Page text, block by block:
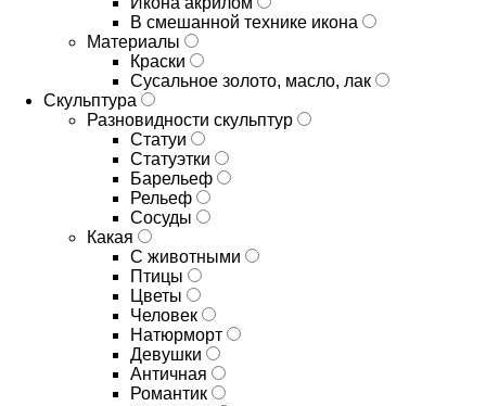
В смешанной технике икона
Материалы
Краски
Сусальное золото, масло, лак
Скульптура
Разновидности скульптур
Статуи
Статуэтки
Барельеф
Рельеф
Сосуды
Какая
С животными
Птицы
Цветы
Человек
Натюрморт
Девушки
Античная
Романтик